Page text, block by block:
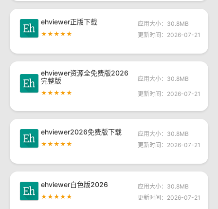
ehviewer正版下载
★★★★★
应用大小：30.8MB
更新时间：2026-07-21
ehviewer资源全免费版2026
完整版
★★★★★
应用大小：30.8MB
更新时间：2026-07-21
ehviewer2026免费版下载
★★★★★
应用大小：30.8MB
更新时间：2026-07-21
ehviewer白色版2026
★★★★★
应用大小：30.8MB
更新时间：2026-07-21